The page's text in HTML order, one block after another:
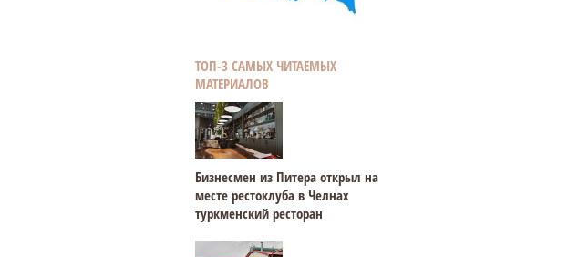
ТОП-3 САМЫХ ЧИТАЕМЫХ
МАТЕРИАЛОВ
Бизнесмен из Питера открыл на
месте рестоклуба в Челнах
туркменский ресторан